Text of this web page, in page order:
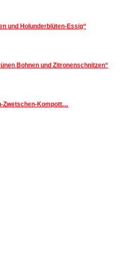
und Holunderblüten-Essig“
Bohnen und Zitronenschnitzen“
Zwetschen-Kompott…